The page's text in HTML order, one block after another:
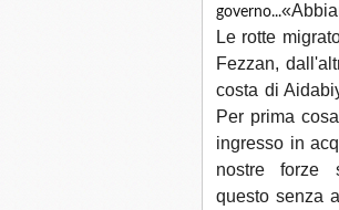
governo...
Le rotte
Fezzan,
costa di
Per prima
ingresso in
nostre forze
questo senza